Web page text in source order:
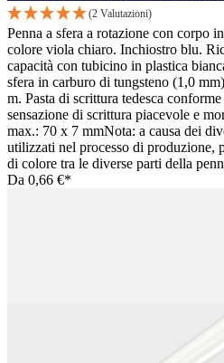
(2 Valutazioni)
Penna a sfera a rotazione con corpo
colore viola chiaro. Inchiostro blu.
capacità con tubicino in plastica
sfera in carburo di tungsteno (1,0
m. Pasta di scrittura tedesca
sensazione di scrittura piacevole e
max.: 70 x 7 mmNota: a causa dei
utilizzati nel processo di produzione,
di colore tra le diverse parti della
Da 0,66 €*